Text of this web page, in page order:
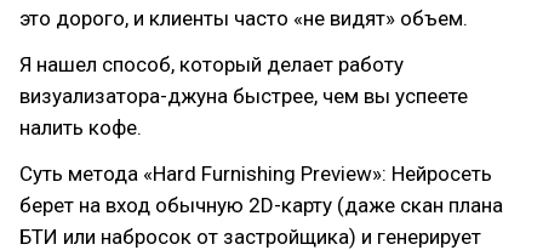
это дорого, и клиенты часто «не видят» объем.
Я нашел способ, который делает работу
визуализатора-джуна быстрее, чем вы успеете
налить кофе.
Суть метода «Hard Furnishing Preview»: Нейросеть
берет на вход обычную 2D-карту (даже скан плана
БТИ или набросок от застройщика) и генерирует